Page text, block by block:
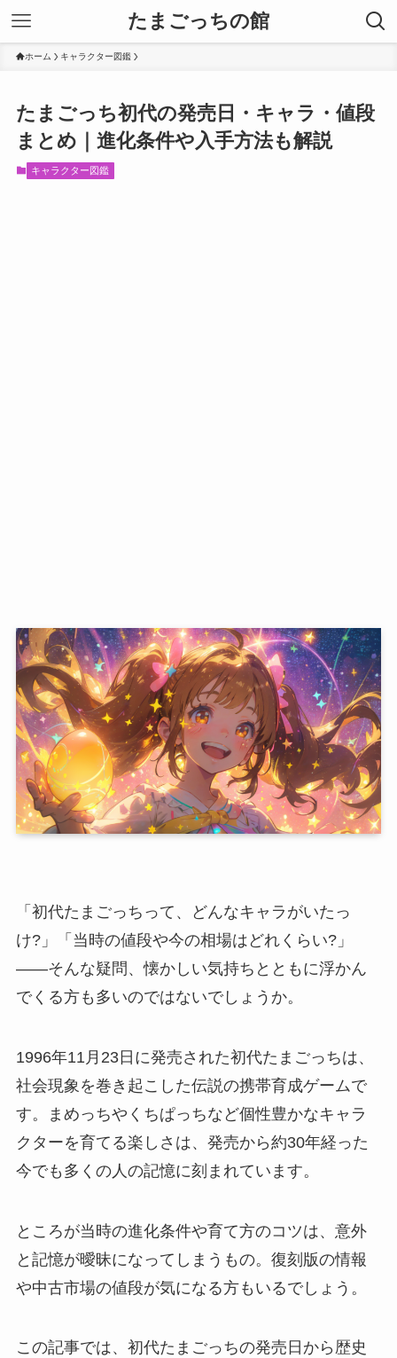
たまごっちの館
ホーム キャラクター図鑑
たまごっち初代の発売日・キャラ・値段
まとめ｜進化条件や入手方法も解説
キャラクター図鑑
「初代たまごっちって、どんなキャラがいたっ
け?」「当時の値段や今の相場はどれくらい?」
――そんな疑問、懐かしい気持ちとともに浮かん
でくる方も多いのではないでしょうか。
1996年11月23日に発売された初代たまごっちは、
社会現象を巻き起こした伝説の携帯育成ゲームで
す。まめっちやくちぱっちなど個性豊かなキャラ
クターを育てる楽しさは、発売から約30年経った
今でも多くの人の記憶に刻まれています。
ところが当時の進化条件や育て方のコツは、意外
と記憶が曖昧になってしまうもの。復刻版の情報
や中古市場の値段が気になる方もいるでしょう。
この記事では、初代たまごっちの発売日から歴史